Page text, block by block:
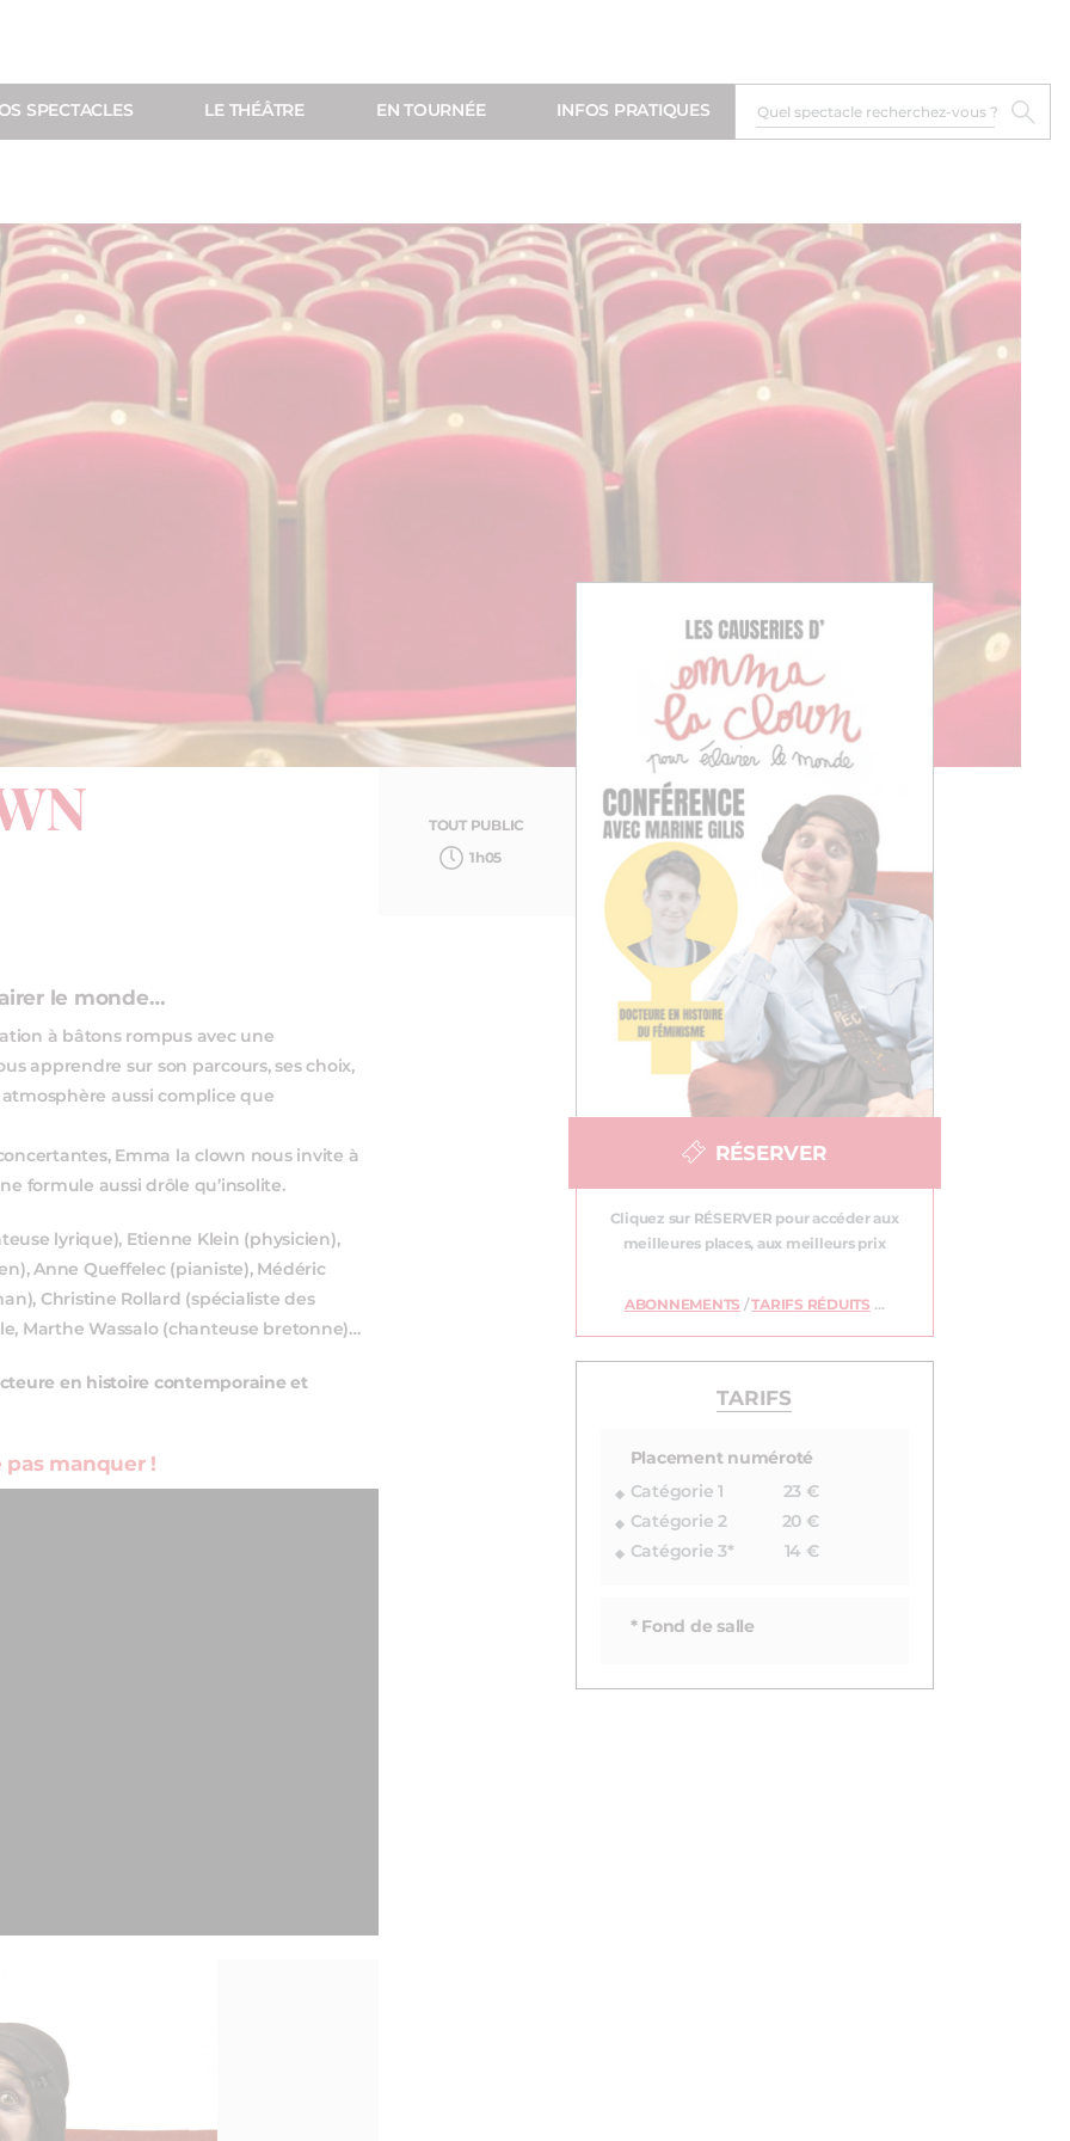
SPECTACLES LE THÉÂTRE EN TOURNÉE INFOS PRATIQUES
le monde…
à bâtons rompus avec une
apprendre sur son parcours, ses choix,
aussi complice que
Emma la clown nous invite à
formule aussi drôle qu’insolite.
lyrique), Etienne Klein (physicien),
Anne Queffelec (pianiste), Médéric
Christine Rollard (spécialiste des
Marthe Wassalo (chanteuse bretonne)…
en histoire contemporaine et
manquer !
TOUT PUBLIC
1h05
RÉSERVER
Cliquez sur RÉSERVER pour accéder aux
meilleures places, aux meilleurs prix
ABONNEMENTS /TARIFS RÉDUITS …
TARIFS
Placement numéroté
Catégorie 1
23 €
Catégorie 2
20 €
Catégorie 3*
14 €
* Fond de salle